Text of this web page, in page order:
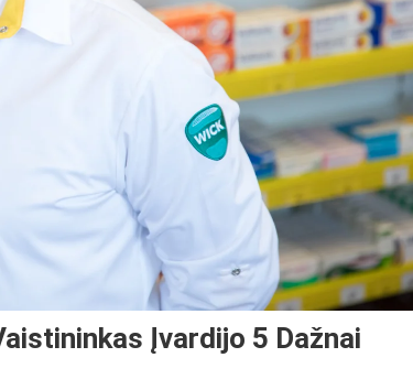
Įvardijo 5 Dažnai